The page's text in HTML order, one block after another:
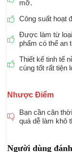
mỡ.
Công suất hoạt
Được làm từ
phẩm có thể an
Thiết kế tinh tế
cùng tốt rất tiện
Nhược Điểm
Bạn cần căn
quá dễ làm khô
Người dùng